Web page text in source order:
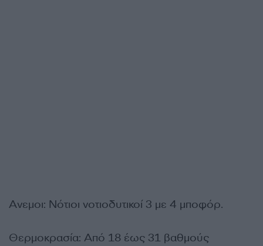
Ανεμοι: Νότιοι νοτιοδυτικοί 3 με 4 μποφόρ.
Θερμοκρασία: Από 18 έως 31 βαθμούς